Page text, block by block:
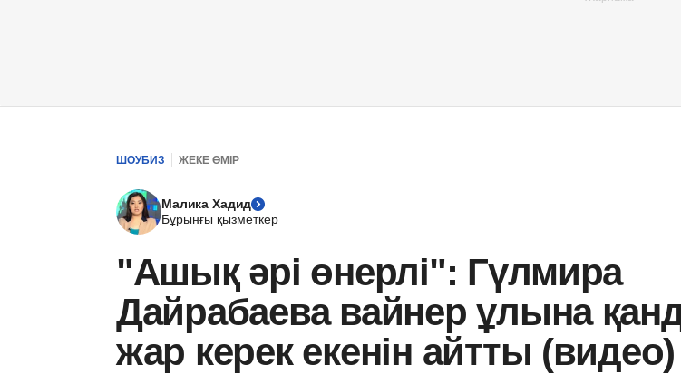
ШОУБИЗ ЖЕКЕ ӨМІР
Малика Хадид
Бұрынғы қызметкер
"Ашық әрі өнерлі": Гүлмира
Дайрабаева вайнер ұлына
жар керек екенін айтты (видео)